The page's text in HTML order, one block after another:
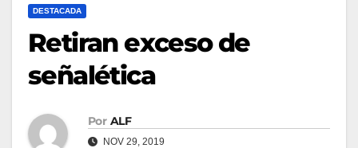
DESTACADA
Retiran exceso de
señalética
Por ALF
NOV 29, 2019